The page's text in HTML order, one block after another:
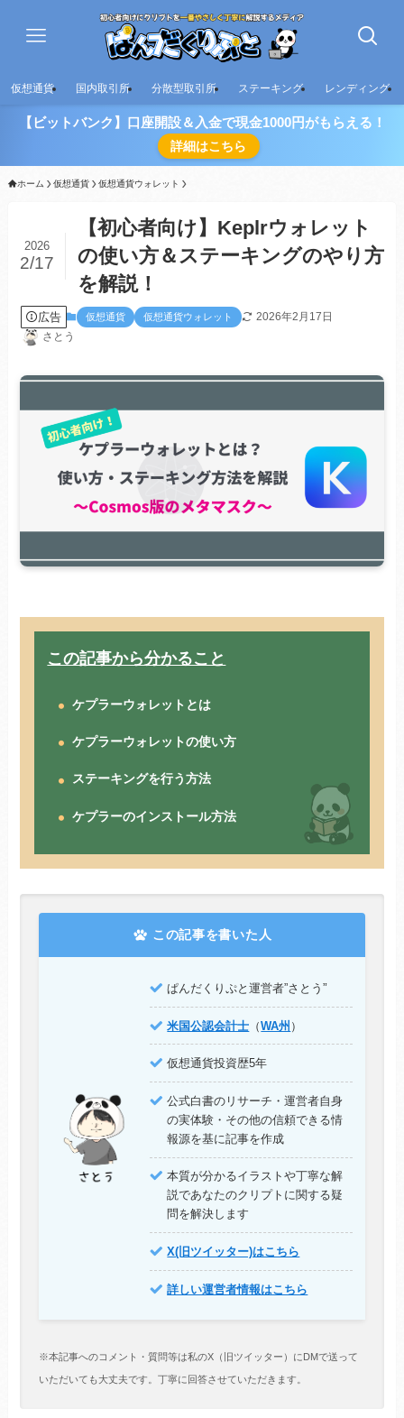
仮想通貨 国内取引所 分散型取引所 ステーキング レンディング
【ビットバンク】口座開設＆入金で現金1000円がもらえる！
詳細はこちら
ホーム 仮想通貨 仮想通貨ウォレット
【初心者向け】Keplrウォレット
の使い方＆ステーキングのやり方
を解説！
2026
2/17
広告 仮想通貨 仮想通貨ウォレット
2026年2月17日
さとう
この記事から分かること
ケプラーウォレットとは
ケプラーウォレットの使い方
ステーキングを行う方法
ケプラーのインストール方法
この記事を書いた人
ぱんだくりぷと運営者”さとう”
米国公認会計士 （WA州 ）
仮想通貨投資歴5年
公式白書のリサーチ・運営者自身
の実体験・その他の信頼できる情
報源を基に記事を作成
本質が分かるイラストや丁寧な解
説であなたのクリプトに関する疑
問を解決します
X(旧ツイッター)はこちら
詳しい運営者情報はこちら
※本記事へのコメント・質問等は私のX（旧ツイッター）にDMで送って
いただいても大丈夫です。丁寧に回答させていただきます。